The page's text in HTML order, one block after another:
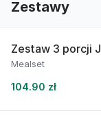
Zestawy
Zestaw 3 porcji
Mealset
104.90 zł